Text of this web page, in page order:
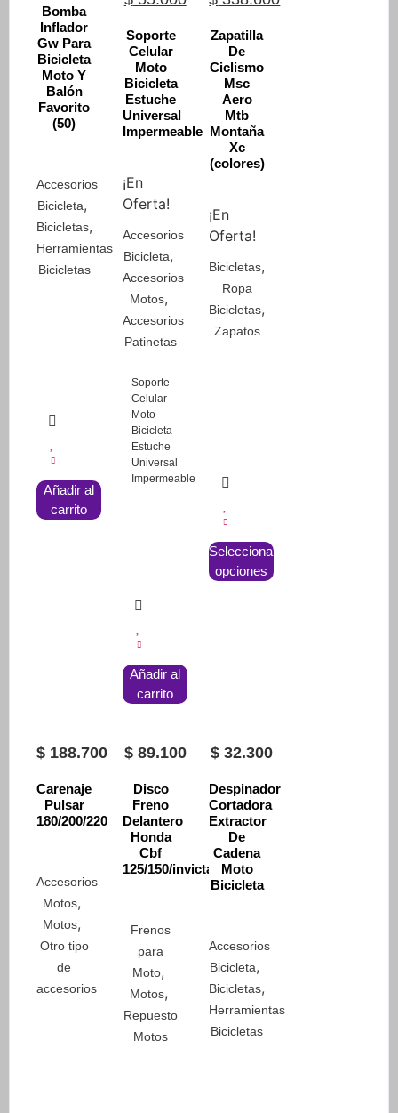
Bomba
Inflador
Gw Para
Bicicleta
Moto Y
Balón
Favorito
(50)
Accesorios
Bicicleta,
Bicicletas,
Herramientas
Bicicletas
Añadir al
carrito
was:
$ 65.000.
$ 55.000.
Soporte
Celular
Moto
Bicicleta
Estuche
Universal
Impermeable
¡En
Oferta!
Accesorios
Bicicleta,
Accesorios
Motos,
Accesorios
Patinetas
Soporte
Celular
Moto
Bicicleta
Estuche
Universal
Impermeable
Añadir al
carrito
was:
$ 480.500.
price
is:
$ 338.600.
Zapatilla
De
Ciclismo
Msc
Aero
Mtb
Montaña
Xc
(colores)
¡En
Oferta!
Bicicletas,
Ropa
Bicicletas,
Zapatos
Seleccionar
opciones
producto
tiene
página
$ 188.700
Carenaje
Pulsar
180/200/220
Accesorios
Motos,
Motos,
Otro tipo
de
accesorios
$89.100
Disco
Freno
Delantero
Honda
Cbf
125/150/invicta
Frenos
para
Moto,
Motos,
Repuesto
Motos
$32.300
Despinador
Cortadora
Extractor
De
Cadena
Moto
Bicicleta
Accesorios
Bicicleta,
Bicicletas,
Herramientas
Bicicletas